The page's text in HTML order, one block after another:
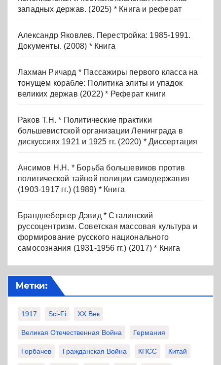
западных держав. (2025) * Книга и реферат
Александр Яковлев. Перестройка: 1985-1991.
Документы. (2008) * Книга
Лахман Ричард * Пассажиры первого класса на
тонущем корабле: Политика элиты и упадок
великих держав (2022) * Реферат книги
Раков Т.Н. * Политические практики
большевистской организации Ленинграда в
дискуссиях 1921 и 1925 гг. (2020) * Диссертация
Ансимов Н.Н. * Борьба большевиков против
политической тайной полиции самодержавия
(1903-1917 гг.) (1989) * Книга
Бранднебергер Дэвид * Сталинский
руссоцентризм. Советская массовая культура и
формирование русского национального
самосознания (1931-1956 гг.) (2017) * Книга
Метки:
1917 Sci-Fi XX Век
Великая Отечественная Война Германия
Горбачев Гражданская Война КПСС Китай